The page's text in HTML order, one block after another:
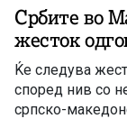
друга страна и
Србите во
жесток
Ќе следува
според нив со
српско-